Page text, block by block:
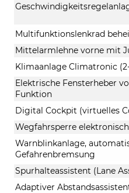
Multifunktionslenkrad
Mittelarmlehne vorne mit
Klimaanlage Climatronic
Elektrische Fensterheber
Funktion
Digital Cockpit (virtuelles
Wegfahrsperre elektronisch
Warnblinkanlage,
Gefahrenbremsung
Spurhalteassistent (Lane
Adaptiver